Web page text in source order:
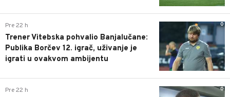
0
Pre 22 h
Trener Vitebska pohvalio Banjalučane:
Publika Borčev 12. igrač, uživanje je
igrati u ovakvom ambijentu
0
Pre 22 h